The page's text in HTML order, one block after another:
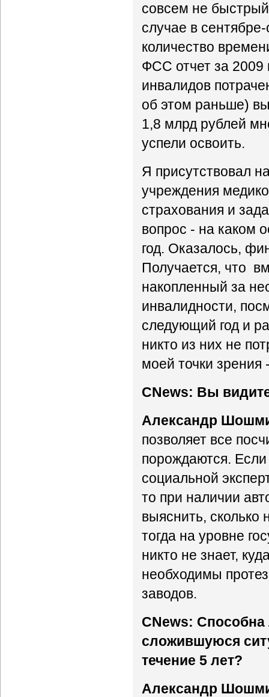
совсем не
случае в
количество
ФСС отчет за 2009
инвалидов
об этом раньше)
1,8 млрд рублей
успели освоить.
Я присутствовал
учреждения
страхования и
вопрос - на каком
год. Оказалось,
Получается, что
накопленный за
инвалидности,
следующий год и
никто из них не
моей точки зрения
CNews: Вы
Александр
позволяет все
порождаются.
социальной
то при наличии
выяснить, сколько
тогда на уровне
никто не знает,
необходимы
заводов.
CNews: Способна
сложившуюся
течение 5 лет?
Александр